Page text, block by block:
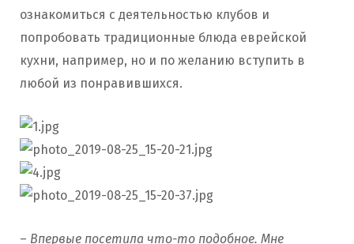
ознакомиться с деятельностью клубов и
попробовать традиционные блюда еврейской
кухни, например, но и по желанию вступить в
любой из понравившихся.
– Впервые посетила что-то подобное. Мне